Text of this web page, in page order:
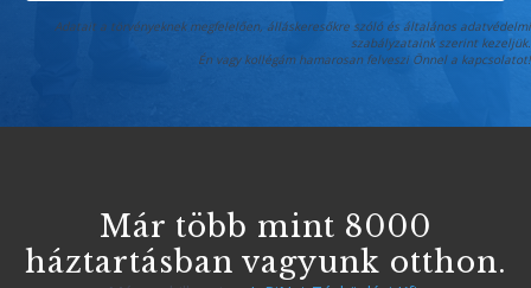
Adatait a törvényeknek megfelelően, álláskeresőkre szóló és általános adatvédelmi
szabályzataink szerint kezeljük.
Én vagy kollégám hamarosan felveszi Önnel a kapcsolatot!
Már több mint 8000
háztartásban vagyunk otthon.